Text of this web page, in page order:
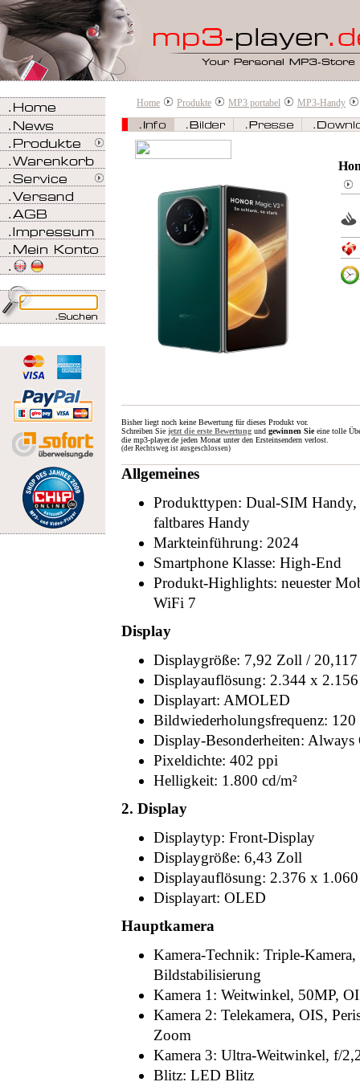
Home Produkte MP3 portabel MP3-Handy
Bisher liegt noch keine Bewertung für dieses Produkt vor.
Schreiben Sie jetzt die erste Bewertung und gewinnen Sieeine tolle
die mp3-player.de jeden Monat unter den Ersteinsendern verlost.
(der Rechtsweg ist ausgeschlossen)
Allgemeines
Produkttypen: Dual-SIM
faltbares Handy
Markteinführung: 2024
Smartphone Klasse: High-End
Produkt-Highlights: neuester
WiFi 7
Display
Displaygröße: 7,92 Zoll /
Displayauflösung: 2.344 x
Displayart: AMOLED
Bildwiederholungsfrequenz: 120
Display-Besonderheiten:
Pixeldichte: 402 ppi
Helligkeit: 1.800 cd/m²
2. Display
Displaytyp: Front-Display
Displaygröße: 6,43 Zoll
Displayauflösung: 2.376 x
Displayart: OLED
Hauptkamera
Kamera-Technik: Triple-
Bildstabilisierung
Kamera 1: Weitwinkel, 50MP,
Kamera 2: Telekamera, OIS,
Zoom
Kamera 3: Ultra-Weitwinkel, f/
Blitz: LED Blitz